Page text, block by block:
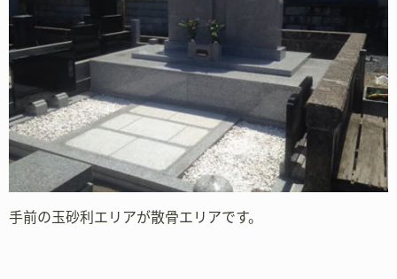
手前の玉砂利エリアが散骨エリアです。